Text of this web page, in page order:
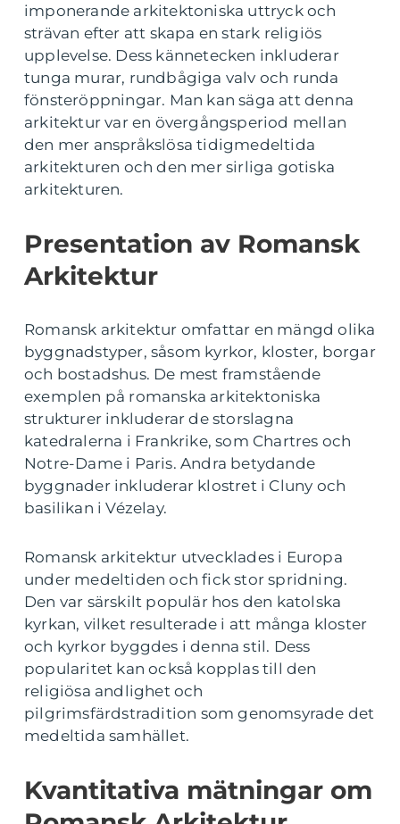
imponerande arkitektoniska uttryck och
strävan efter att skapa en stark religiös
upplevelse. Dess kännetecken inkluderar
tunga murar, rundbågiga valv och runda
fönsteröppningar. Man kan säga att denna
arkitektur var en övergångsperiod mellan
den mer anspråkslösa tidigmedeltida
arkitekturen och den mer sirliga gotiska
arkitekturen.
Presentation av Romansk
Arkitektur
Romansk arkitektur omfattar en mängd olika
byggnadstyper, såsom kyrkor, kloster, borgar
och bostadshus. De mest framstående
exemplen på romanska arkitektoniska
strukturer inkluderar de storslagna
katedralerna i Frankrike, som Chartres och
Notre-Dame i Paris. Andra betydande
byggnader inkluderar klostret i Cluny och
basilikan i Vézelay.
Romansk arkitektur utvecklades i Europa
under medeltiden och fick stor spridning.
Den var särskilt populär hos den katolska
kyrkan, vilket resulterade i att många kloster
och kyrkor byggdes i denna stil. Dess
popularitet kan också kopplas till den
religiösa andlighet och
pilgrimsfärdstradition som genomsyrade det
medeltida samhället.
Kvantitativa mätningar om